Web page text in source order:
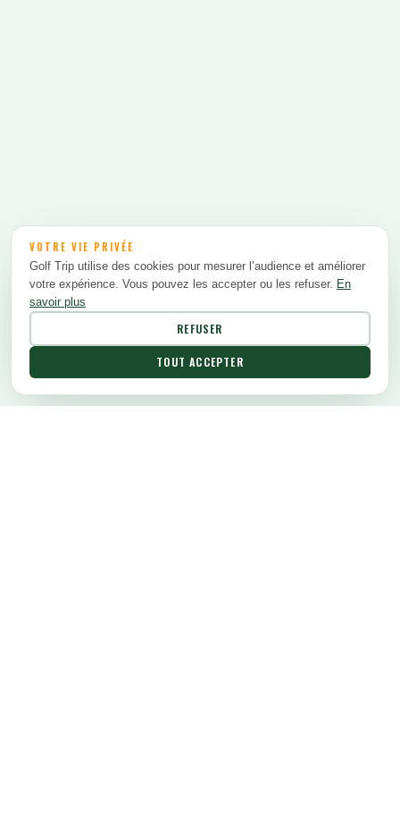
VOTRE VIE PRIVÉE
Golf Trip utilise des cookies pour mesurer l’audience et améliorer
votre expérience. Vous pouvez les accepter ou les refuser. En
savoir plus
REFUSER
TOUT ACCEPTER